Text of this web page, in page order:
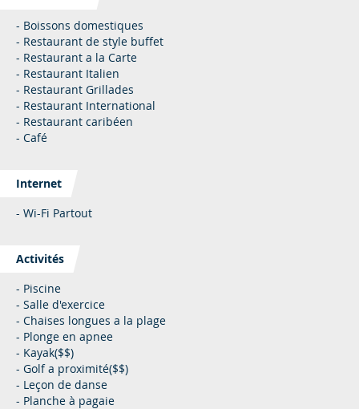
- Boissons domestiques
- Restaurant de style buffet
- Restaurant a la Carte
- Restaurant Italien
- Restaurant Grillades
- Restaurant International
- Restaurant caribéen
- Café
Internet
- Wi-Fi Partout
Activités
- Piscine
- Salle d'exercice
- Chaises longues a la plage
- Plonge en apnee
- Kayak($$)
- Golf a proximité($$)
- Leçon de danse
- Planche à pagaie